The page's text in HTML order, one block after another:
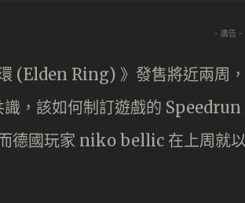
- 廣告 -
環 (Elden Ring) 》發售將近兩周
識，該如何制訂遊戲的
德國玩家 niko bellic 在上周就